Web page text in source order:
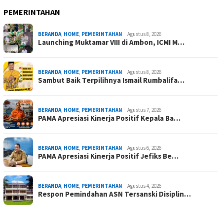
PEMERINTAHAN
BERANDA, HOME, PEMERINTAHAN Agustus 8, 2026
Launching Muktamar VIII di Ambon, ICMI M…
BERANDA, HOME, PEMERINTAHAN Agustus 8, 2026
Sambut Baik Terpilihnya Ismail Rumbalifa…
BERANDA, HOME, PEMERINTAHAN Agustus 7, 2026
PAMA Apresiasi Kinerja Positif Kepala Ba…
BERANDA, HOME, PEMERINTAHAN Agustus 6, 2026
PAMA Apresiasi Kinerja Positif Jefiks Be…
BERANDA, HOME, PEMERINTAHAN Agustus 4, 2026
Respon Pemindahan ASN Tersanski Disiplin…